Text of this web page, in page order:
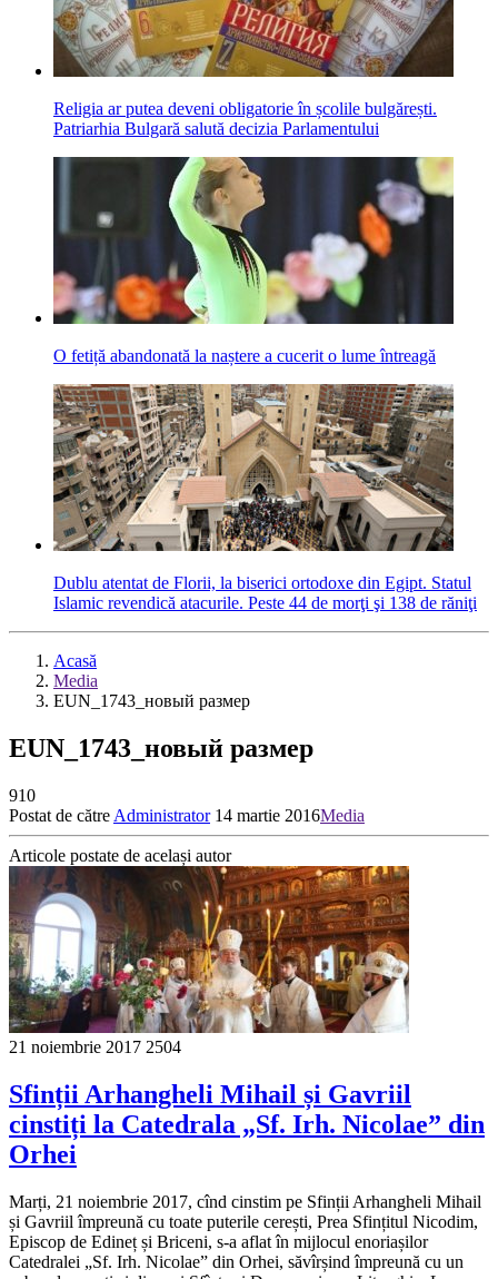
Religia ar putea deveni obligatorie în școlile bulgărești.
Patriarhia Bulgară salută decizia Parlamentului
O fetiță abandonată la naștere a cucerit o lume întreagă
Dublu atentat de Florii, la biserici ortodoxe din Egipt. Statul
Islamic revendică atacurile. Peste 44 de morţi şi 138 de răniţi
Acasă
Media
EUN_1743_новый размер
EUN_1743_новый размер
910
Postat de către Administrator 14 martie 2016Media
Articole postate de același autor
21 noiembrie 2017 2504
Sfinții Arhangheli Mihail și Gavriil
cinstiți la Catedrala „Sf. Irh. Nicolae” din
Orhei
Marți, 21 noiembrie 2017, cînd cinstim pe Sfinții Arhangheli Mihail
și Gavriil împreună cu toate puterile cerești, Prea Sfințitul Nicodim,
Episcop de Edineț și Briceni, s-a aflat în mijlocul enoriașilor
Catedralei „Sf. Irh. Nicolae” din Orhei, săvîrșind împreună cu un